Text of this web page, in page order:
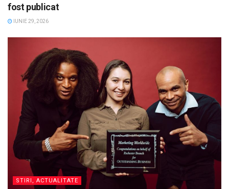
fost publicat
IUNIE 29, 2026
STIRI, ACTUALITATE